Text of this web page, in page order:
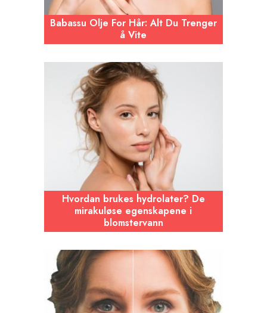
Babassu Olje For Hår: Alt Du Trenger
å Vite
Hvordan brukes hydrolater? De
mirakuløse egenskapene i
blomstervann